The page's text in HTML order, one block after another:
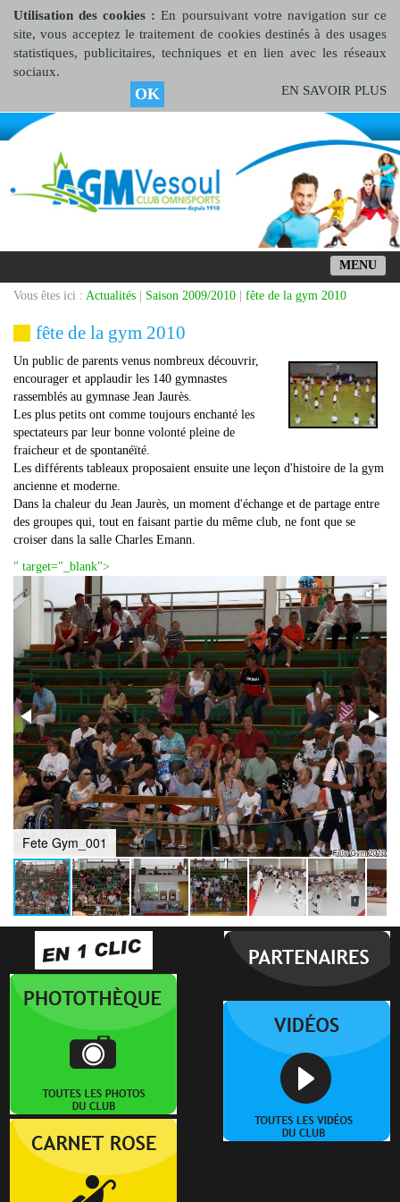
Utilisation des cookies :En poursuivant votre navigation sur ce
site, vous acceptez le traitement de cookies destinés à des usages
statistiques, publicitaires, techniques et en lien avec les réseaux
sociaux.
OK EN SAVOIR PLUS
MENU
Vous êtes ici : Actualités Saison 2009/2010 fête de la gym 2010
fête de la gym 2010
Un public de parents venus nombreux découvrir,
encourager et applaudir les 140 gymnastes
rassemblés au gymnase Jean Jaurès.
Les plus petits ont comme toujours enchanté les
spectateurs par leur bonne volonté pleine de
fraicheur et de spontanéïté.
Les différents tableaux proposaient ensuite une leçon d'histoire de la gym
ancienne et moderne.
Dans la chaleur du Jean Jaurès, un moment d'échange et de partage entre
des groupes qui, tout en faisant partie du même club, ne font que se
croiser dans la salle Charles Emann.
" target="_blank">
Fete Gym_001